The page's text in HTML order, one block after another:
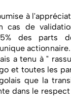
à
cas de
des parts
a tenu à "
et toutes les
que la
dans le